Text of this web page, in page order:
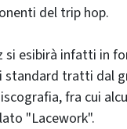
del trip hop.
si esibirà infatti in
standard tratti dal
fra cui
"Lacework".